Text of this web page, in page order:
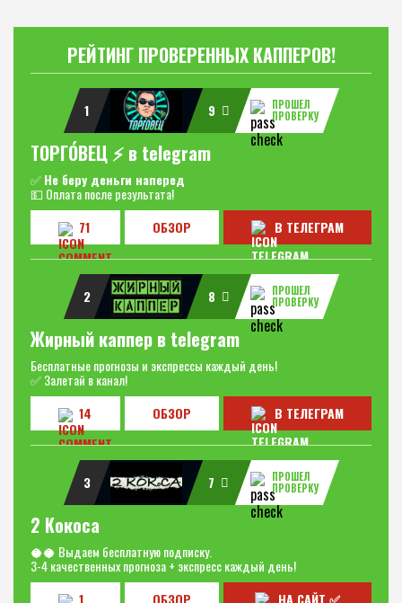
РЕЙТИНГ ПРОВЕРЕННЫХ КАППЕРОВ!
1 9
ПРОШЕЛ
ПРОВЕРКУ
ТОРГО́ВЕЦ ⚡️ в telegram
✅Не беру деньги наперед
💵 Оплата после результата!
71
ОБЗОР В ТЕЛЕГРАМ
2 8
ПРОШЕЛ
ПРОВЕРКУ
Жирный каппер в telegram
Бесплатные прогнозы и экспрессы каждый день!
✅ Залетай в канал!
14
ОБЗОР В ТЕЛЕГРАМ
3 7
ПРОШЕЛ
ПРОВЕРКУ
2 Кокоса
🥥🥥 Выдаем бесплатную подписку.
3-4 качественных прогноза + экспресс каждый день!